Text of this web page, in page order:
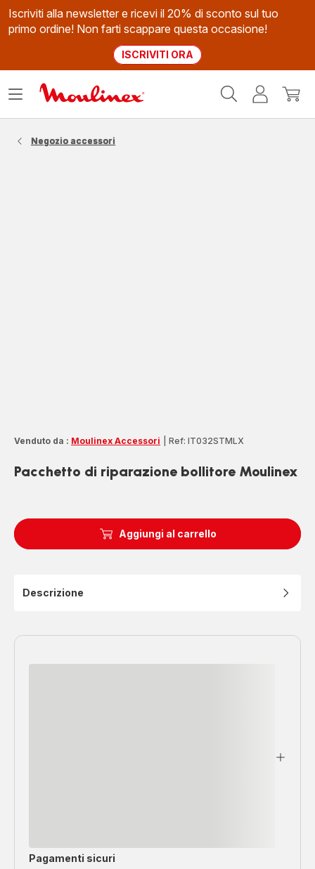
Iscriviti alla newsletter e ricevi il 20% di sconto sul tuo
primo ordine! Non farti scappare questa occasione!
ISCRIVITI ORA
Il
Apri
Negozio accessori
Venduto da : Moulinex Accessori Ref: IT032STMLX
Pacchetto di riparazione bollitore Moulinex
Aggiungi al carrello
Descrizione
Pagamenti sicuri